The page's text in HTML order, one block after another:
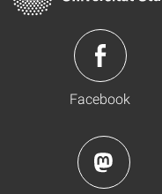
Facebook